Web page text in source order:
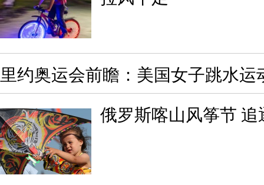
里约奥运会前瞻：美国女子跳水运
俄罗斯喀山风筝节